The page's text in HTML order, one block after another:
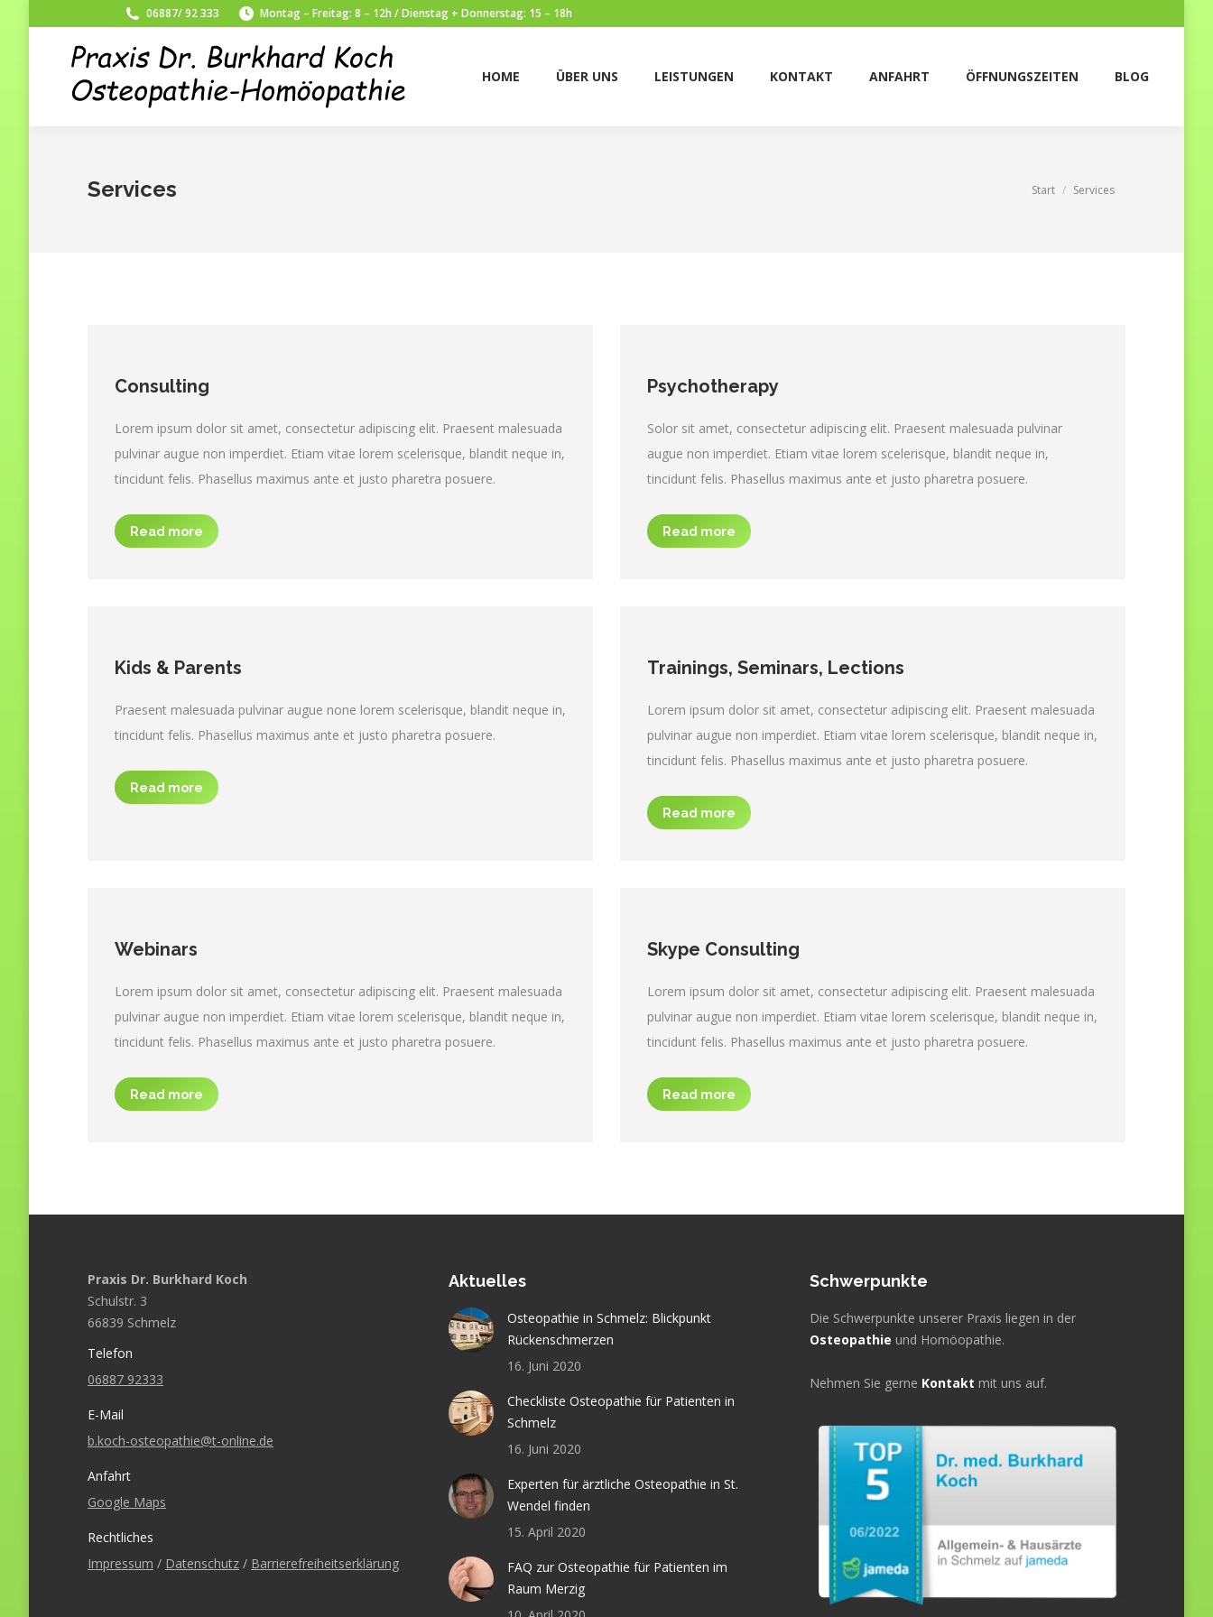
06887/ 92 333 Montag – Freitag: 8 – 12h / Dienstag + Donnerstag: 15 – 18h
HOME ÜBER UNS LEISTUNGEN KONTAKT ANFAHRT ÖFFNUNGSZEITEN BLOG
Services Sie befinden sich hier:
Start Services
Consulting
Lorem ipsum dolor sit amet, consectetur adipiscing elit. Praesent malesuada
pulvinar augue non imperdiet. Etiam vitae lorem scelerisque, blandit neque in,
tincidunt felis. Phasellus maximus ante et justo pharetra posuere.
Read more
Psychotherapy
Solor sit amet, consectetur adipiscing elit. Praesent malesuada pulvinar
augue non imperdiet. Etiam vitae lorem scelerisque, blandit neque in,
tincidunt felis. Phasellus maximus ante et justo pharetra posuere.
Read more
Kids & Parents
Praesent malesuada pulvinar augue none lorem scelerisque, blandit neque in,
tincidunt felis. Phasellus maximus ante et justo pharetra posuere.
Read more
Trainings, Seminars, Lections
Lorem ipsum dolor sit amet, consectetur adipiscing elit. Praesent malesuada
pulvinar augue non imperdiet. Etiam vitae lorem scelerisque, blandit neque in,
tincidunt felis. Phasellus maximus ante et justo pharetra posuere.
Read more
Webinars
Lorem ipsum dolor sit amet, consectetur adipiscing elit. Praesent malesuada
pulvinar augue non imperdiet. Etiam vitae lorem scelerisque, blandit neque in,
tincidunt felis. Phasellus maximus ante et justo pharetra posuere.
Read more
Skype Consulting
Lorem ipsum dolor sit amet, consectetur adipiscing elit. Praesent malesuada
pulvinar augue non imperdiet. Etiam vitae lorem scelerisque, blandit neque in,
tincidunt felis. Phasellus maximus ante et justo pharetra posuere.
Read more
Praxis Dr. Burkhard Koch
Schulstr. 3
66839 Schmelz
Telefon
06887 92333
E-Mail
b.koch-osteopathie@t-online.de
Anfahrt
Google Maps
Rechtliches
Impressum / Datenschutz / Barrierefreiheitserklärung
Aktuelles
Osteopathie in Schmelz: Blickpunkt
Rückenschmerzen
16. Juni 2020
Checkliste Osteopathie für Patienten in
Schmelz
16. Juni 2020
Experten für ärztliche Osteopathie in St.
Wendel finden
15. April 2020
FAQ zur Osteopathie für Patienten im
Raum Merzig
Schwerpunkte
Die Schwerpunkte unserer Praxis liegen in der
Osteopathie und Homöopathie.
Nehmen Sie gerne Kontakt mit uns auf.